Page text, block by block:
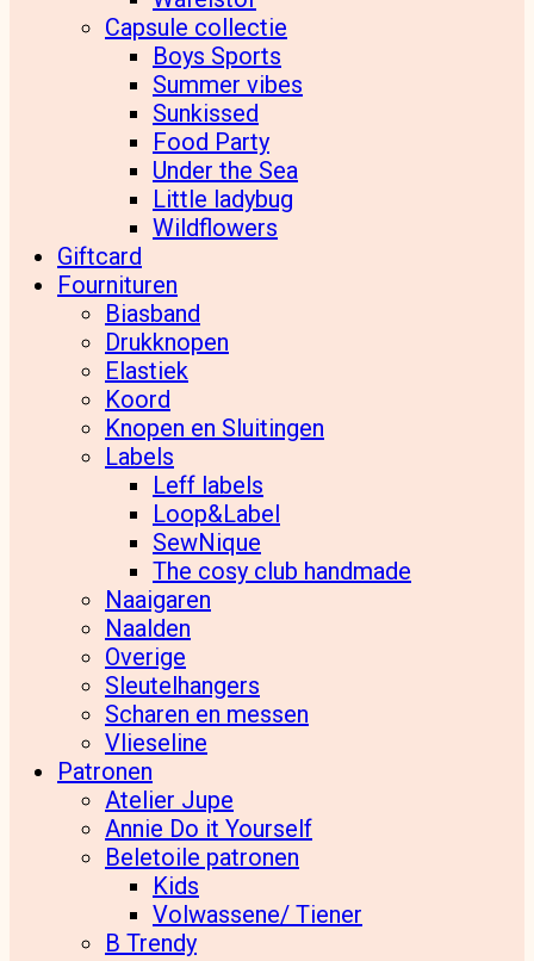
Capsule collectie
Boys Sports
Summer vibes
Sunkissed
Food Party
Under the Sea
Little ladybug
Wildflowers
Giftcard
Fournituren
Biasband
Drukknopen
Elastiek
Koord
Knopen en Sluitingen
Labels
Leff labels
Loop&Label
SewNique
The cosy club handmade
Naaigaren
Naalden
Overige
Sleutelhangers
Scharen en messen
Vlieseline
Patronen
Atelier Jupe
Annie Do it Yourself
Beletoile patronen
Kids
Volwassene/ Tiener
B Trendy